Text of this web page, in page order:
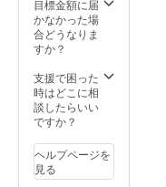
・有効
期限：
2026年
詳細が
決まり
次第、
メール
しま
す。 ※
店舗の
時間の
取れる
方。 10
でのア
フター
サポー
トあ
シピ付
きで
す。 質
目標金額に届
かなかった場
合どうなりま
すか？
支援で困った
時はどこに相
談したらいい
ですか？
ヘルプページを
見る